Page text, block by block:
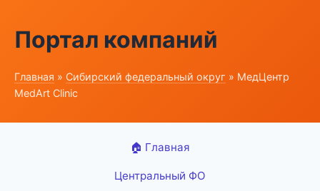
Портал компаний
Главная » Сибирский федеральный округ » МедЦентр
MedArt Clinic
🏠 Главная
Центральный ФО